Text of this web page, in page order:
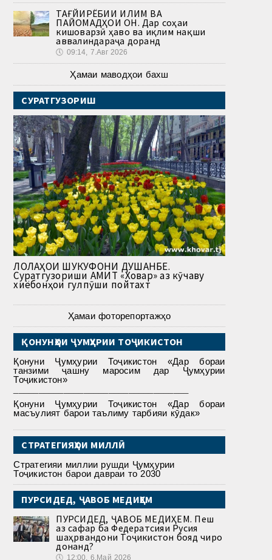
ТАҒЙИРЁБИИ ИҚЛИМ ВА
ПАЙОМАДҲОИ ОН. Дар соҳаи
кишоварзӣ ҳаво ва иқлим нақши
аввалиндараҷа доранд
🕔 09:14, 7.Авг 2026
Ҳамаи маводҳои бахш
СУРАТГУЗОРИШ
ЛОЛАҲОИ ШУКУФОНИ ДУШАНБЕ.
Суратгузориши АМИТ «Ховар» аз кӯчаву
хиёбонҳои гулпӯши пойтахт
Ҳамаи фоторепортажҳо
ҚОНУНҲОИ ҶУМҲУРИИ ТОҶИКИСТОН
Қонуни Ҷумҳурии Тоҷикистон «Дар бораи
танзими ҷашну маросим дар Ҷумҳурии
Тоҷикистон»
Қонуни Ҷумҳурии Тоҷикистон «Дар бораи
масъулият барои таълиму тарбияи кӯдак»
СТРАТЕГИЯҲОИ МИЛЛӢ
Стратегияи миллии рушди Ҷумҳурии
Тоҷикистон барои давраи то 2030
ПУРСИДЕД, ҶАВОБ МЕДИҲЕМ
ПУРСИДЕД, ҶАВОБ МЕДИҲЕМ. Пеш
аз сафар ба Федератсияи Русия
шаҳрвандони Тоҷикистон бояд чиро
донанд?
🕔 12:00, 6.Май 2026